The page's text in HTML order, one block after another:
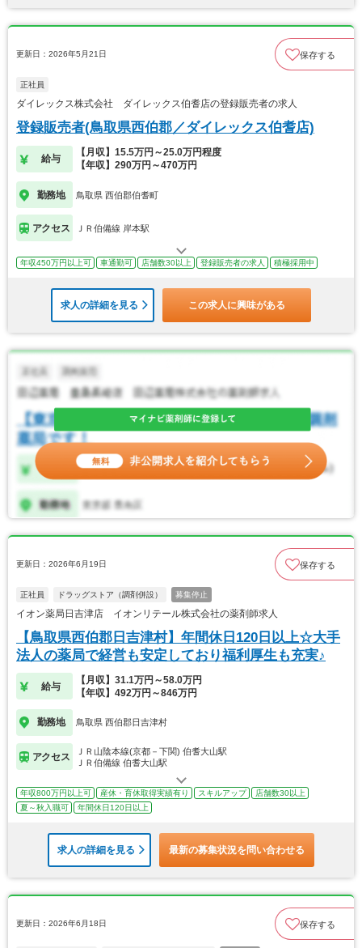
更新日：2026年5月21日 保存する
正社員
ダイレックス株式会社 ダイレックス伯耆店の登録販売者の求人
登録販売者(鳥取県西伯郡／ダイレックス伯耆店)
給与
【月収】15.5万円～25.0万円程度
【年収】290万円～470万円
勤務地 鳥取県 西伯郡伯耆町
アクセス ＪＲ伯備線 岸本駅
年収450万円以上可 車通勤可 店舗数30以上 登録販売者の求人 積極採用中
求人の詳細を見る この求人に興味がある
更新日：2026年6月19日 保存する
正社員 ドラッグストア（調剤併設） 募集停止
イオン薬局日吉津店 イオンリテール株式会社の薬剤師求人
【鳥取県西伯郡日吉津村】年間休日120日以上☆大手
法人の薬局で経営も安定しており福利厚生も充実♪
給与
【月収】31.1万円～58.0万円
【年収】492万円～846万円
勤務地 鳥取県 西伯郡日吉津村
アクセス
ＪＲ山陰本線(京都－下関) 伯耆大山駅
ＪＲ伯備線 伯耆大山駅
年収800万円以上可 産休・育休取得実績有り スキルアップ
店舗数30以上
夏～秋入職可
年間休日120日以上
求人の詳細を見る 最新の募集状況を問い合わせる
更新日：2026年6月18日 保存する